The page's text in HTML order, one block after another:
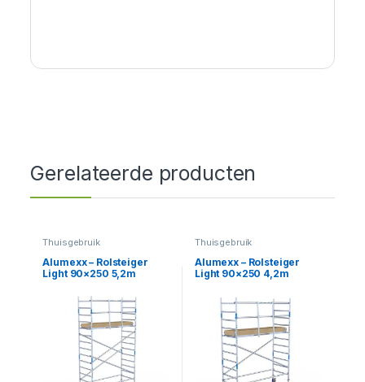
Gerelateerde producten
Thuisgebruik
Alumexx – Rolsteiger
Light 90×250 5,2m
Thuisgebruik
Alumexx – Rolsteiger
Light 90×250 4,2m
gevel